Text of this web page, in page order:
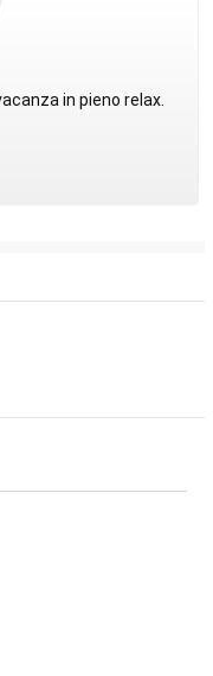
in pieno relax.